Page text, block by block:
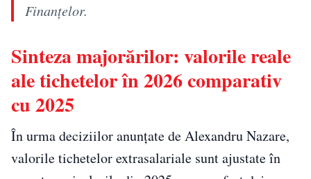
Finanțelor.
Sinteza majorărilor: valorile reale
ale tichetelor în 2026 comparativ
cu 2025
În urma deciziilor anunțate de Alexandru Nazare,
valorile tichetelor extrasalariale sunt ajustate în